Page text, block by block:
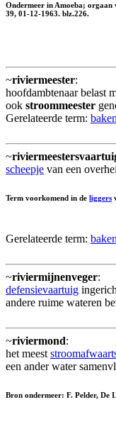
Ondermeer in Amoeba; orgaan
39, 01-12-1963. blz.226.
~riviermeester:
hoofdambtenaar belast
ook stroommeester
Gerelateerde term:
~
scheepje van een
Term voorkomend in de liggers
Gerelateerde term:
~riviermijnenveger:
defensievaartuig
andere ruime wateren
~riviermond:
het meest
een ander water
Bron ondermeer: F. Pelder, De